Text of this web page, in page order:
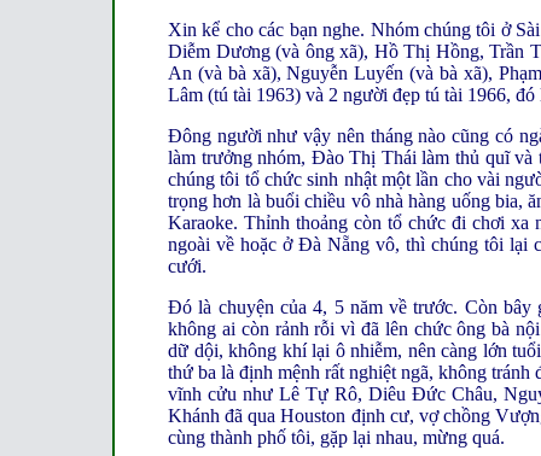
Xin kể cho các bạn nghe. Nhóm chúng tôi ở
Diễm Dương (và ông xã), Hồ Thị Hồng, Trần
An (và bà xã), Nguyễn Luyến (và bà xã),
Lâm (tú tài 1963) và 2 người đẹp tú tài 1966,
Đông người như vậy nên tháng nào cũng có
làm trưởng nhóm, Đào Thị Thái làm thủ quĩ và
chúng tôi tổ chức sinh nhật một lần cho vài
trọng hơn là buổi chiều vô nhà hàng uống bia,
Karaoke. Thỉnh thoảng còn tổ chức đi chơi
ngoài về hoặc ở Đà Nẵng vô, thì chúng tôi lại
cưới.
Đó là chuyện của 4, 5 năm về trước. Còn
không ai còn rảnh rỗi vì đã lên chức ông bà
dữ dội, không khí lại ô nhiễm, nên càng lớn
thứ ba là định mệnh rất nghiệt ngã, không
vĩnh cửu như Lê Tự Rô, Diêu Đức Châu,
Khánh đã qua Houston định cư, vợ chồng
cùng thành phố tôi, gặp lại nhau, mừng quá.